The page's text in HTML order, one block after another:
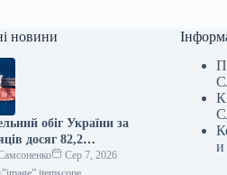
новини
обіг України за
досяг 82,2
доларів Сер 7, 2026
и